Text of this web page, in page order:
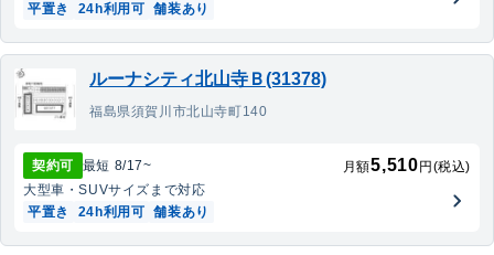
平置き
24h利用可 舗装あり
ルーナシティ北山寺Ｂ(31378)
福島県須賀川市北山寺町140
契約可 最短 8/17~ 月額5,510 円(税込)
大型車・SUVサイズまで対応
平置き
24h利用可 舗装あり